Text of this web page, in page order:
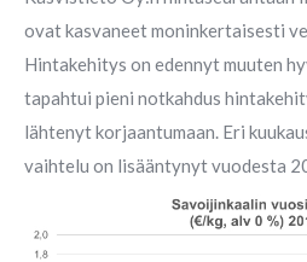
ovat kasvaneet moninkertaisesti
Hintakehitys on edennyt muuten
tapahtui pieni notkahdus
lähtenyt korjaantumaan. Eri
vaihtelu on lisääntynyt vuodesta